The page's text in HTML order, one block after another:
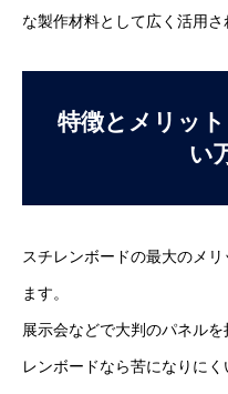
な製作材料として広く活用さ
特徴とメリッ
い
スチレンボードの最大のメ
ます。
展示会などで大判のパネル
レンボードなら苦になりにく